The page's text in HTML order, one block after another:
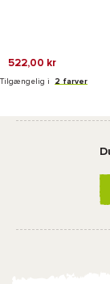
522,00 kr
Tilgængelig i 2 farver